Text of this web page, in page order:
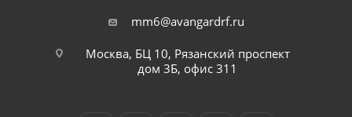
mm6@avangardrf.ru
Москва, БЦ 10, Рязанский проспект
дом 3Б, офис 311